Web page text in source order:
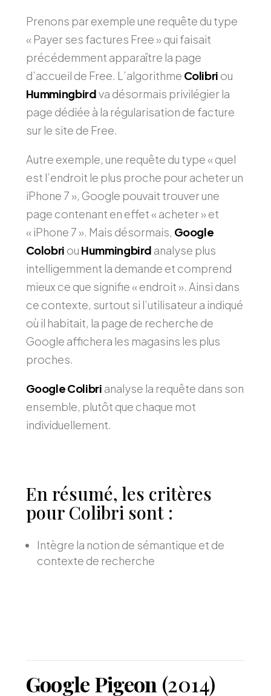
Prenons par exemple une requête du type
« Payer ses factures Free » qui faisait
précédemment apparaître la page
d’accueil de Free. L’algorithme Colibri ou
Hummingbirdva désormais privilégier la
page dédiée à la régularisation de facture
sur le site de Free.
Autre exemple, une requête du type « quel
est l’endroit le plus proche pour acheter un
iPhone 7 », Google pouvait trouver une
page contenant en effet « acheter » et
« iPhone 7 ». Mais désormais, Google
Colobri ou Hummingbird analyse plus
intelligemment la demande et comprend
mieux ce que signifie « endroit ». Ainsi dans
ce contexte, surtout si l’utilisateur a indiqué
où il habitait, la page de recherche de
Google affichera les magasins les plus
proches.
Google Colibri analyse la requête dans son
ensemble, plutôt que chaque mot
individuellement.
En résumé, les critères
pour Colibri sont :
Intègre la notion de sémantique et de
contexte de recherche
Google Pigeon (2014)